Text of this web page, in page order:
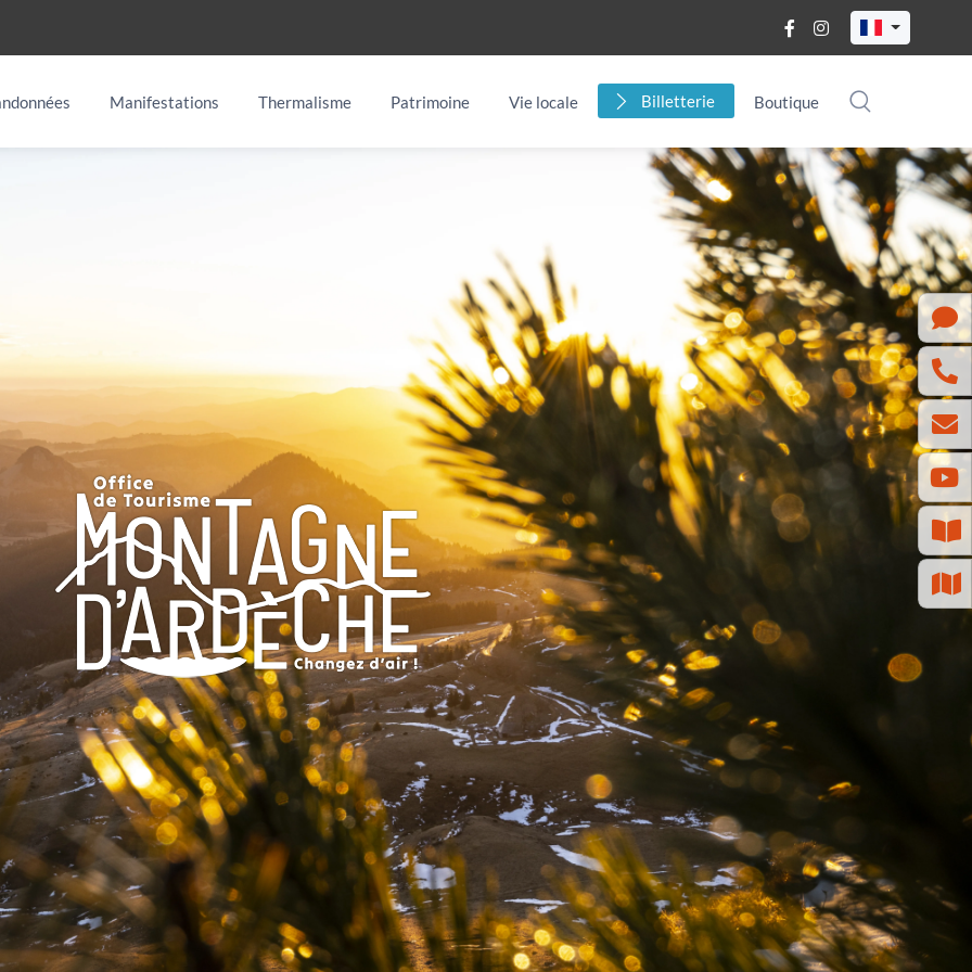
Manifestations Thermalisme Patrimoine Vie locale Billetterie Boutique